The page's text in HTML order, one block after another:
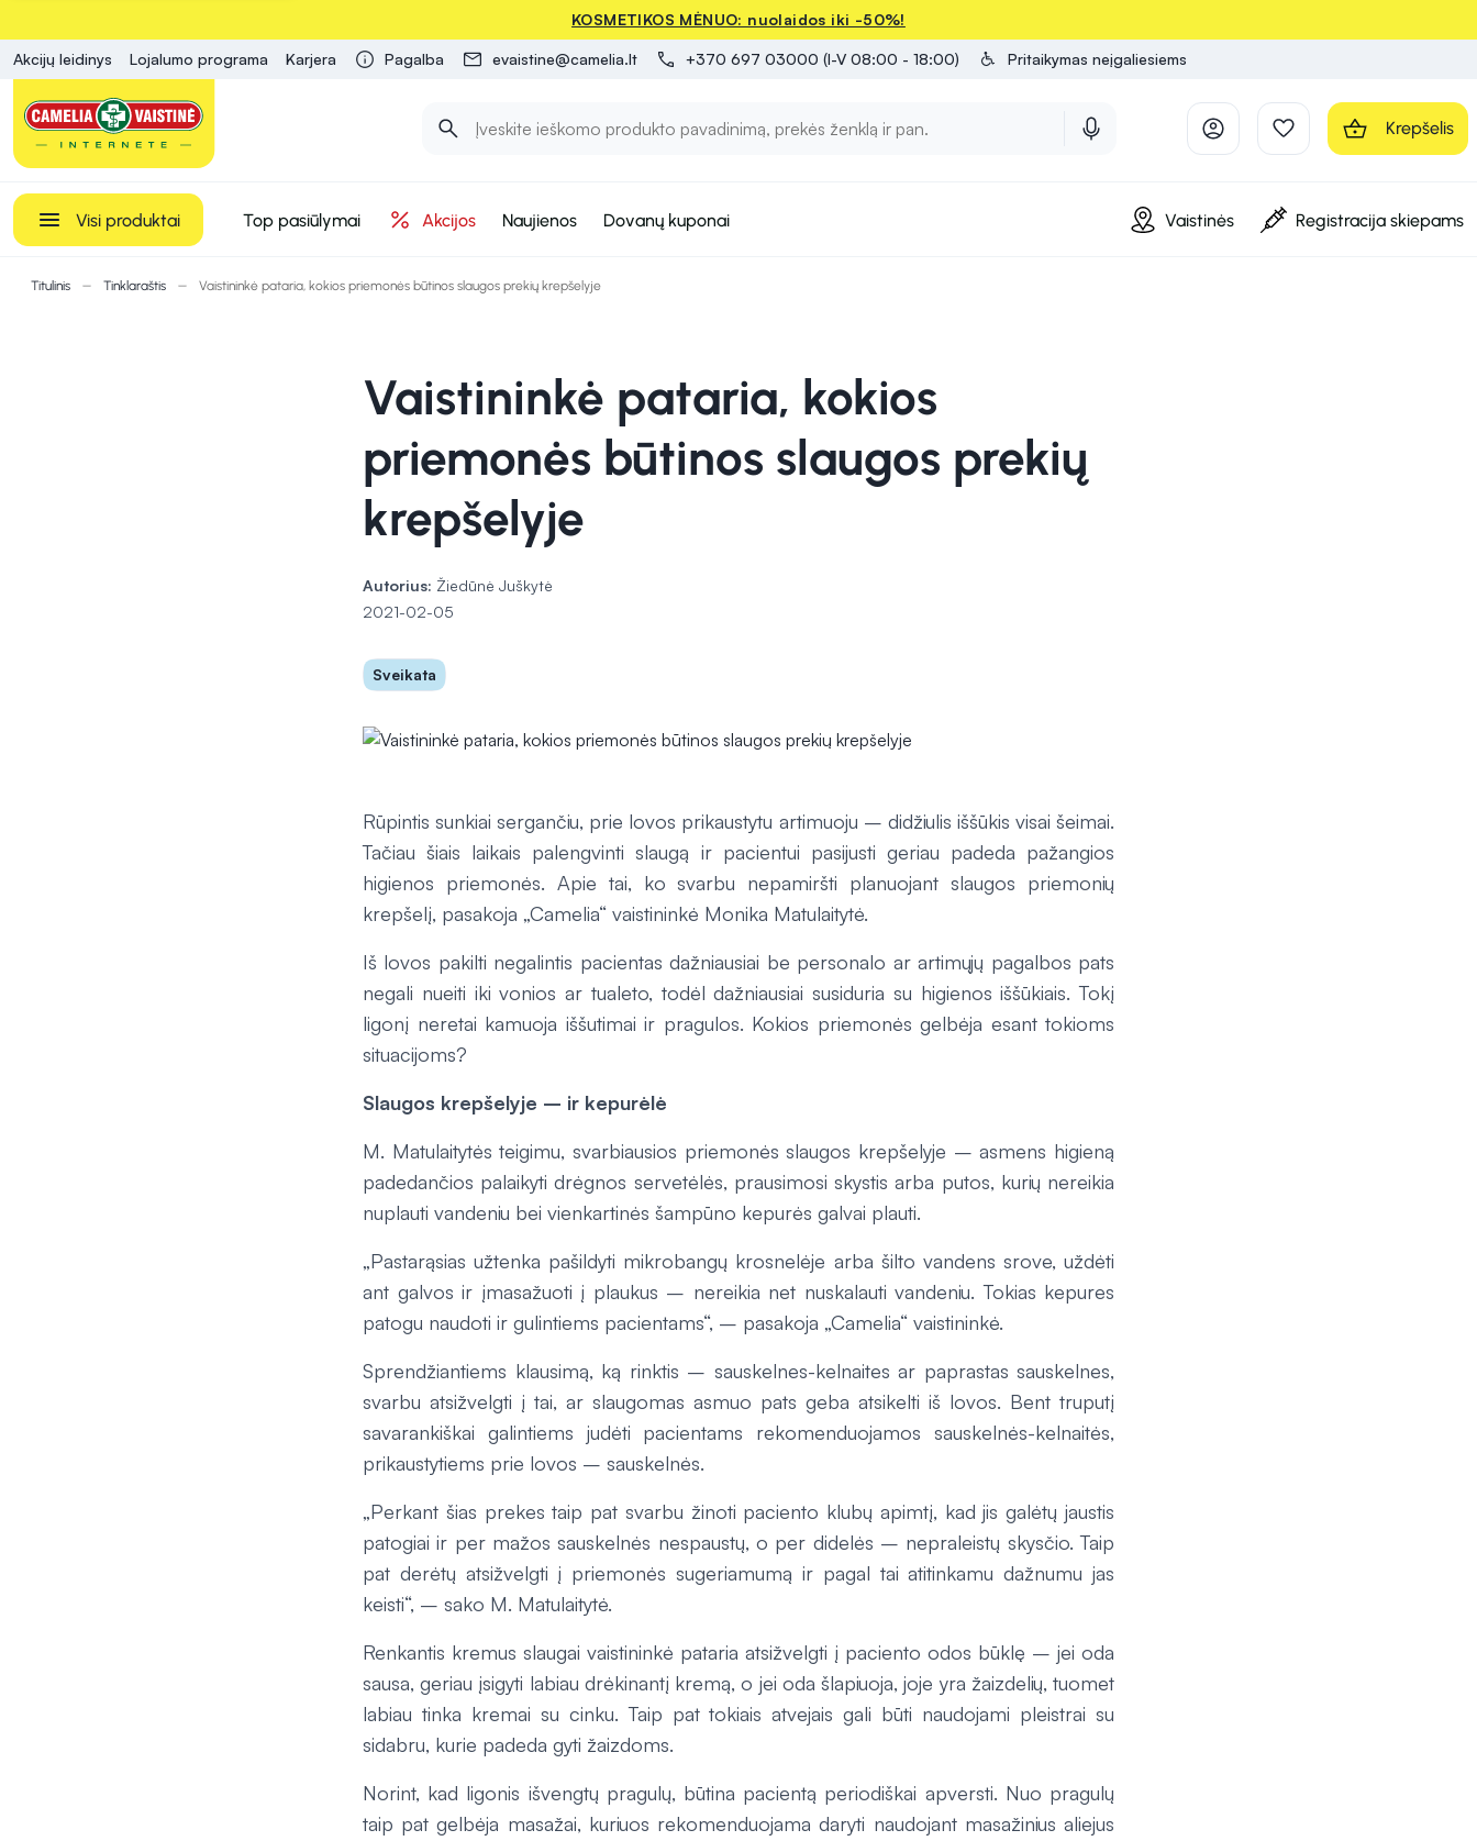
KOSMETIKOS MĖNUO: nuolaidos iki -50%!
Akcijų leidinys Lojalumo programa Karjera Pagalba evaistine@camelia.lt +370 697 03000 (I-V 08:00 - 18:00) Pritaikymas neįgaliesiems
Krepšelis
Visi produktai Top pasiūlymai Akcijos Naujienos Dovanų kuponai Vaistinės Registracija skiepams
Titulinis Tinklaraštis Vaistininkė pataria, kokios priemonės būtinos slaugos prekių krepšelyje
Vaistininkė pataria, kokios
priemonės būtinos slaugos prekių
krepšelyje
Autorius: Žiedūnė Juškytė
2021-02-05
Sveikata
Rūpintis sunkiai sergančiu, prie lovos prikaustytu artimuoju – didžiulis iššūkis visai šeimai.
Tačiau šiais laikais palengvinti slaugą ir pacientui pasijusti geriau padeda pažangios
higienos priemonės. Apie tai, ko svarbu nepamiršti planuojant slaugos priemonių
krepšelį, pasakoja „Camelia“ vaistininkė Monika Matulaitytė.
Iš lovos pakilti negalintis pacientas dažniausiai be personalo ar artimųjų pagalbos pats
negali nueiti iki vonios ar tualeto, todėl dažniausiai susiduria su higienos iššūkiais. Tokį
ligonį neretai kamuoja iššutimai ir pragulos. Kokios priemonės gelbėja esant tokioms
situacijoms?
Slaugos krepšelyje – ir kepurėlė
M. Matulaitytės teigimu, svarbiausios priemonės slaugos krepšelyje – asmens higieną
padedančios palaikyti drėgnos servetėlės, prausimosi skystis arba putos, kurių nereikia
nuplauti vandeniu bei vienkartinės šampūno kepurės galvai plauti.
„Pastarąsias užtenka pašildyti mikrobangų krosnelėje arba šilto vandens srove, uždėti
ant galvos ir įmasažuoti į plaukus – nereikia net nuskalauti vandeniu. Tokias kepures
patogu naudoti ir gulintiems pacientams“, – pasakoja „Camelia“ vaistininkė.
Sprendžiantiems klausimą, ką rinktis – sauskelnes-kelnaites ar paprastas sauskelnes,
svarbu atsižvelgti į tai, ar slaugomas asmuo pats geba atsikelti iš lovos. Bent truputį
savarankiškai galintiems judėti pacientams rekomenduojamos sauskelnės-kelnaitės,
prikaustytiems prie lovos – sauskelnės.
„Perkant šias prekes taip pat svarbu žinoti paciento klubų apimtį, kad jis galėtų jaustis
patogiai ir per mažos sauskelnės nespaustų, o per didelės – nepraleistų skysčio. Taip
pat derėtų atsižvelgti į priemonės sugeriamumą ir pagal tai atitinkamu dažnumu jas
keisti“, – sako M. Matulaitytė.
Renkantis kremus slaugai vaistininkė pataria atsižvelgti į paciento odos būklę – jei oda
sausa, geriau įsigyti labiau drėkinantį kremą, o jei oda šlapiuoja, joje yra žaizdelių, tuomet
labiau tinka kremai su cinku. Taip pat tokiais atvejais gali būti naudojami pleistrai su
sidabru, kurie padeda gyti žaizdoms.
Norint, kad ligonis išvengtų pragulų, būtina pacientą periodiškai apversti. Nuo pragulų
taip pat gelbėja masažai, kuriuos rekomenduojama daryti naudojant masažinius aliejus